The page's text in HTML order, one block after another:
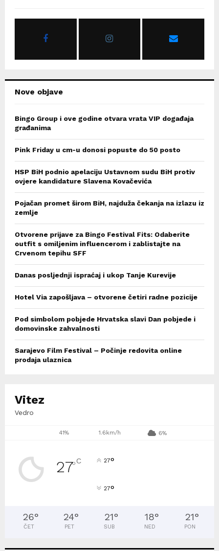
Nove objave
Bingo Group i ove godine otvara vrata VIP događaja
građanima
Pink Friday u cm-u donosi popuste do 50 posto
HSP BiH podnio apelaciju Ustavnom sudu BiH protiv
ovjere kandidature Slavena Kovačevića
Pojačan promet širom BiH, najduža čekanja na izlazu iz
zemlje
Otvorene prijave za Bingo Festival Fits: Odaberite
outfit s omiljenim influencerom i zablistajte na
Crvenom tepihu SFF
Danas posljednji ispraćaj i ukop Tanje Kurevije
Hotel Via zapošljava – otvorene četiri radne pozicije
Pod simbolom pobjede Hrvatska slavi Dan pobjede i
domovinske zahvalnosti
Sarajevo Film Festival – Počinje redovita online
prodaja ulaznica
Vitez
Vedro
41% 1.6km/h 6%
27°C 27°
27°
26°
ČET
24°
PET
21°
SUB
18°
NED
21°
PON